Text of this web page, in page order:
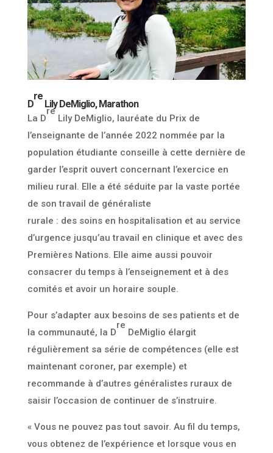
D
re
Lily DeMiglio, Marathon
La D
re
Lily DeMiglio, lauréate du Prix de
l’enseignante de l’année 2022 nommée par la
population étudiante conseille à cette dernière de
garder l’esprit ouvert concernant l’exercice en
milieu rural. Elle a été séduite par la vaste portée
de son travail de généraliste
rurale : des soins en hospitalisation et au service
d’urgence jusqu’au travail en clinique et avec des
Premières Nations. Elle aime aussi pouvoir
consacrer du temps à l’enseignement et à des
comités et avoir un horaire souple.
Pour s’adapter aux besoins de ses patients et de
la communauté, la D
re
DeMiglio élargit
régulièrement sa série de compétences (elle est
maintenant coroner, par exemple) et
recommande à d’autres généralistes ruraux de
saisir l’occasion de continuer de s’instruire.
« Vous ne pouvez pas tout savoir. Au fil du temps,
vous obtenez de l’expérience et lorsque vous en